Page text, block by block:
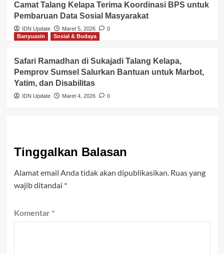
Camat Talang Kelapa Terima Koordinasi BPS untuk
Pembaruan Data Sosial Masyarakat
IDN Update Maret 5, 2026
0
Banyuasin
Sosial & Budaya
Safari Ramadhan di Sukajadi Talang Kelapa,
Pemprov Sumsel Salurkan Bantuan untuk Marbot,
Yatim, dan Disabilitas
IDN Update Maret 4, 2026 0
Tinggalkan Balasan
Alamat email Anda tidak akan dipublikasikan. Ruas yang
wajib ditandai *
Komentar *